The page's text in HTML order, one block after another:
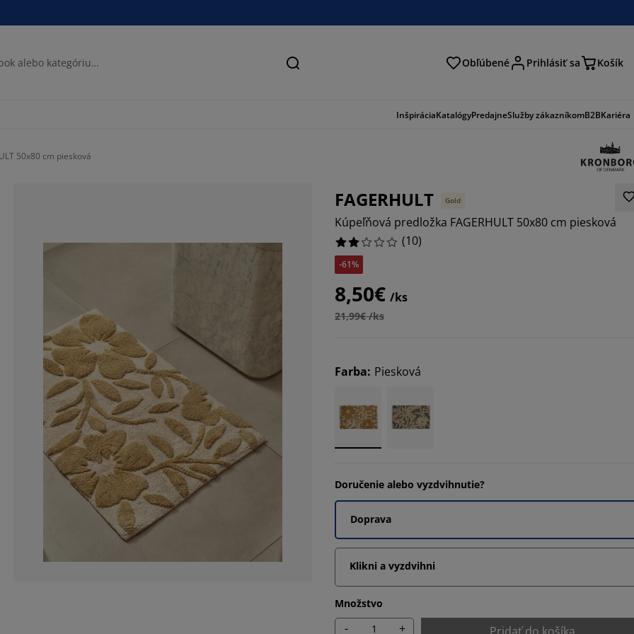
Hľadať Obľúbené Prihlásiť sa Košík
InšpiráciaKatalógyPredajneSlužby zákazníkomB2BKariéra
50x80 cm piesková
FAGERHULT Gold
Kúpeľňová predložka FAGERHULT 50x80 cm piesková
(10)
-61%
8,50€ /ks
21,99€ /ks
Farba: Piesková
Doručenie alebo vyzdvihnutie?
Doprava
Klikni a vyzdvihni
Množstvo
- + Pridať do košíka